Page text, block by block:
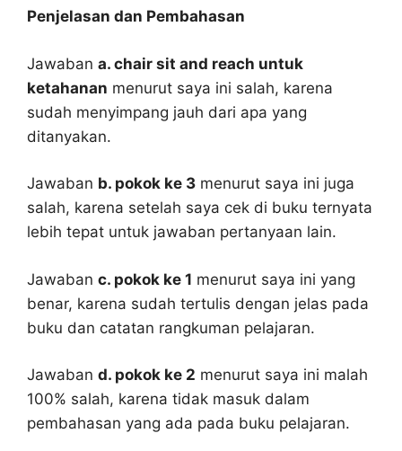
Penjelasan dan Pembahasan
Jawaban a. chair sit and reach untuk
ketahanan menurut saya ini salah, karena
sudah menyimpang jauh dari apa yang
ditanyakan.
Jawaban b. pokok ke 3 menurut saya ini juga
salah, karena setelah saya cek di buku ternyata
lebih tepat untuk jawaban pertanyaan lain.
Jawaban c. pokok ke 1 menurut saya ini yang
benar, karena sudah tertulis dengan jelas pada
buku dan catatan rangkuman pelajaran.
Jawaban d. pokok ke 2 menurut saya ini malah
100% salah, karena tidak masuk dalam
pembahasan yang ada pada buku pelajaran.